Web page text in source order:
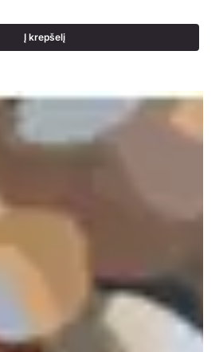
Į krepšelį